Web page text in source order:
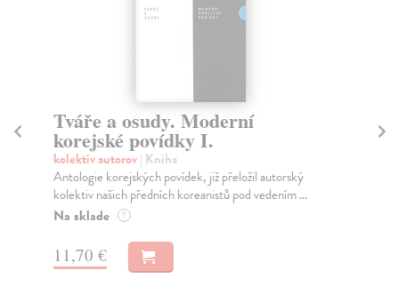
Tváře a osudy. Moderní
korejské povídky I.
kolektív autorov| Kniha
Antologie korejských povídek, již přeložil autorský
kolektiv našich předních koreanistů pod vedením ...
Na sklade ?
11,70 €